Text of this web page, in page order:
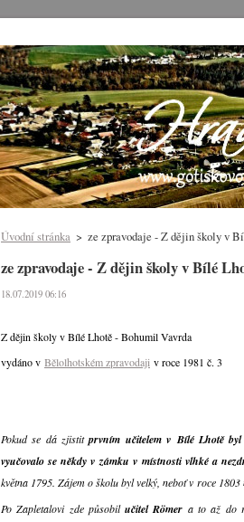
Úvodní stránka > ze zpravodaje - Z dějin školy v
ze zpravodaje - Z dějin školy v Bílé
18.07.2019 06:16
Z dějin školy v Bílé Lhotě - Bohumil Vavrda
vydáno v Bělolhotském zpravodaji v roce 1981 č. 3
Pokud se dá zjistitprvním učitelem v Bílé Lhotě
vyučovalo se někdy v zámku v místnosti vlhké a
května 1795. Zájem o školu byl velký, neboť v roce
Po Zapletalovi zde působilučitel Römer a to až do